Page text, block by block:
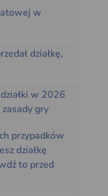
w
działkę,
w 2026
gry
przypadków
działkę
to przed